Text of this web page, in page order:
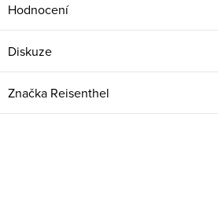
Hodnocení
Diskuze
Značka Reisenthel